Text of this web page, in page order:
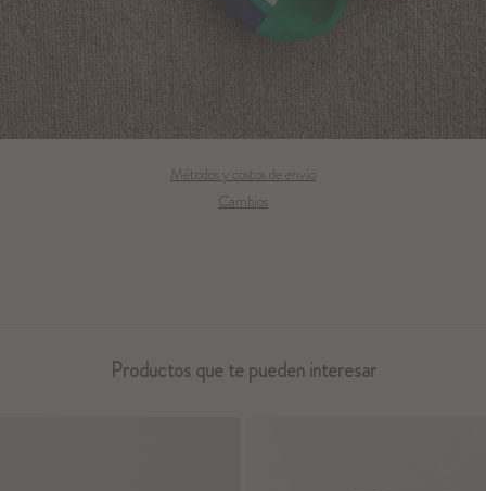
Métodos y costos de envío
Cambios
Productos que te pueden interesar